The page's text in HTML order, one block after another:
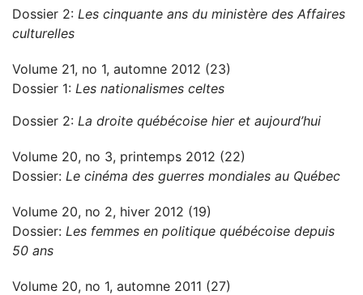
Dossier 2: Les cinquante ans du ministère des Affaires
culturelles
Volume 21, no 1, automne 2012 (23)
Dossier 1: Les nationalismes celtes
Dossier 2: La droite québécoise hier et aujourd’hui
Volume 20, no 3, printemps 2012 (22)
Dossier: Le cinéma des guerres mondiales au Québec
Volume 20, no 2, hiver 2012 (19)
Dossier: Les femmes en politique québécoise depuis
50 ans
Volume 20, no 1, automne 2011 (27)